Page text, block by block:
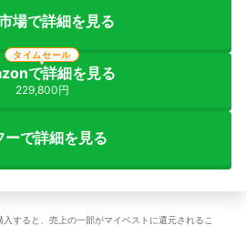
場で詳細を見る
で詳細を見る
229,800円
タイムセール
ーで詳細を見る
すると、売上の一部がマイベストに還元されるこ